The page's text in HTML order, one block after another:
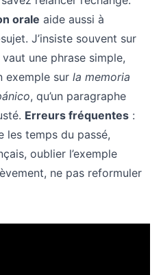
orale aide aussi à
J’insiste souvent sur
une phrase simple,
exemple sur la memoria
, qu’un paragraphe
Erreurs fréquentes :
les temps du passé,
oublier l’exemple
ne pas reformuler